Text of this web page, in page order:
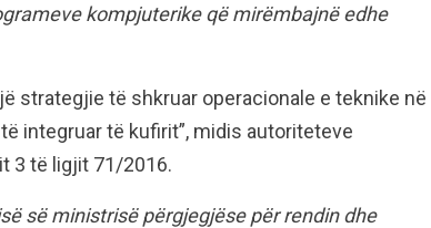
kompjuterike që mirëmbajnë edhe
strategjie të shkruar operacionale e teknike në
integruar të kufirit”, midis autoriteteve
3 të ligjit 71/2016.
së ministrisë përgjegjëse për rendin dhe